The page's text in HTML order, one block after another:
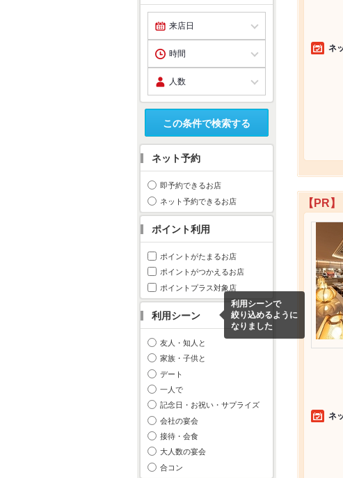
この条件で検索する
ネット予約
即予約できるお店
ネット予約できるお店
ポイント利用
ポイントがたまるお店
ポイントがつかえるお店
ポイントプラス対象店
利用シーン
利用シーンで
絞り込めるように
なりました
友人・知人と
家族・子供と
デート
一人で
記念日・お祝い・サプライズ
会社の宴会
接待・会食
大人数の宴会
合コン
ネ
【PR】
ネ